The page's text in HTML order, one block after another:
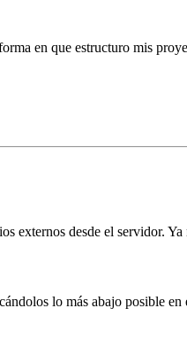
en que estructuro mis
externos desde el servidor.
lo más abajo posible en